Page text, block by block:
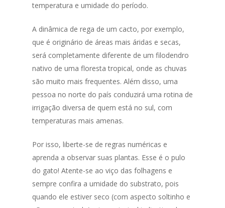
temperatura e umidade do período.
A dinâmica de rega de um cacto, por exemplo,
que é originário de áreas mais áridas e secas,
será completamente diferente de um filodendro
nativo de uma floresta tropical, onde as chuvas
são muito mais frequentes. Além disso, uma
pessoa no norte do país conduzirá uma rotina de
irrigação diversa de quem está no sul, com
temperaturas mais amenas.
Por isso, liberte-se de regras numéricas e
aprenda a observar suas plantas. Esse é o pulo
do gato! Atente-se ao viço das folhagens e
sempre confira a umidade do substrato, pois
quando ele estiver seco (com aspecto soltinho e